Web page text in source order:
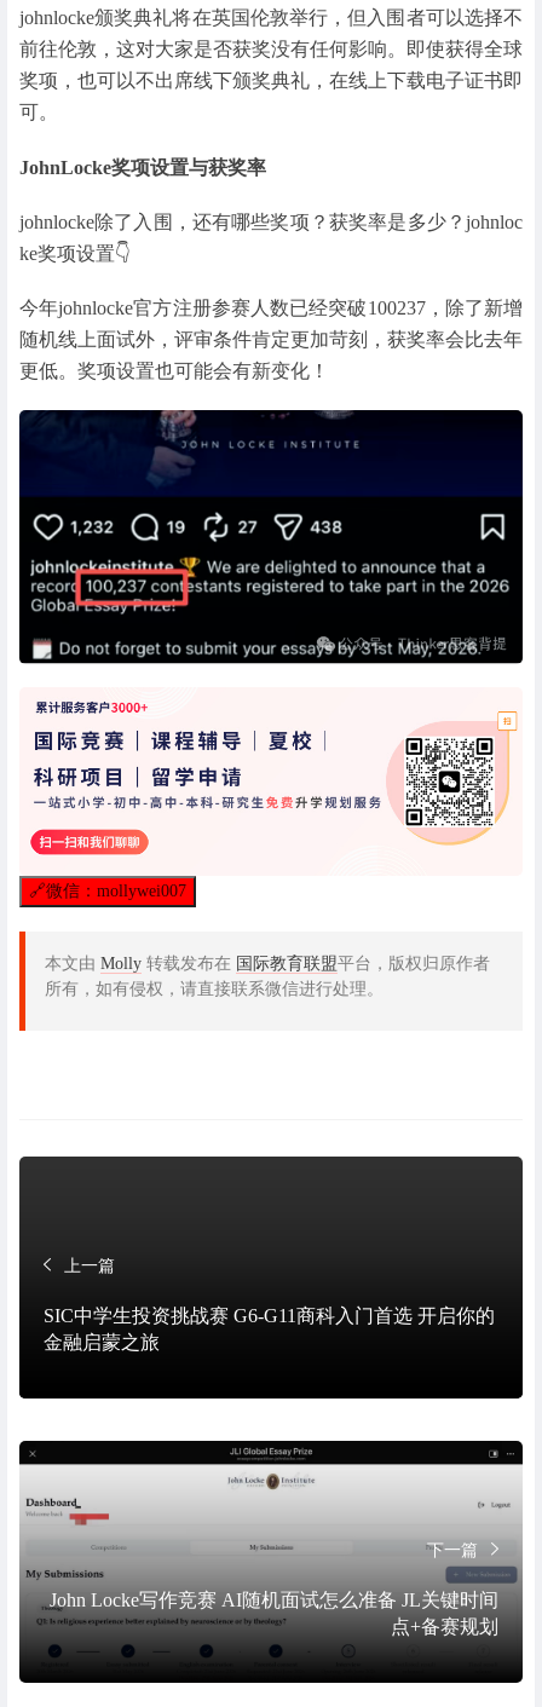
johnlocke颁奖典礼将在英国伦敦举行，但入围者可以选择不
前往伦敦，这对大家是否获奖没有任何影响。即使获得全球
奖项，也可以不出席线下颁奖典礼，在线上下载电子证书即
可。
JohnLocke奖项设置与获奖率
johnlocke除了入围，还有哪些奖项？获奖率是多少？johnloc
ke奖项设置👇
今年johnlocke官方注册参赛人数已经突破100237，除了新增
随机线上面试外，评审条件肯定更加苛刻，获奖率会比去年
更低。奖项设置也可能会有新变化！
🔗微信：mollywei007
本文由 Molly 转载发布在 国际教育联盟平台，版权归原作者
所有，如有侵权，请直接联系微信进行处理。
上一篇
SIC中学生投资挑战赛 G6-G11商科入门首选 开启你的
金融启蒙之旅
下一篇
John Locke写作竞赛 AI随机面试怎么准备 JL关键时间
点+备赛规划